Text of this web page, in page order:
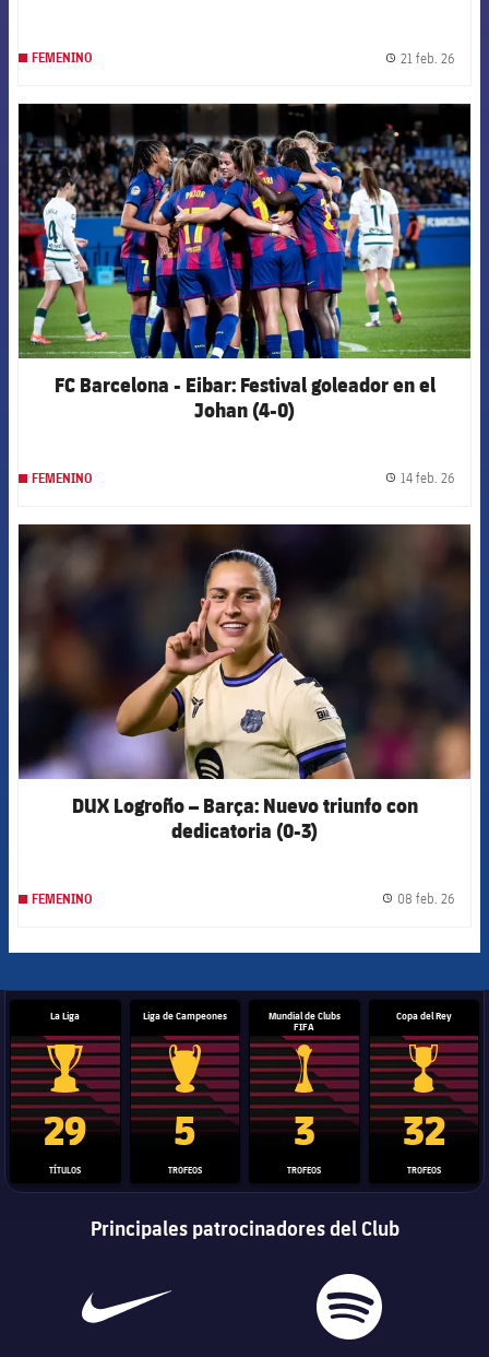
FEMENINO 21 feb. 26
FCB Barcelona badge
FC Barcelona - Eibar: Festival goleador en el
Johan (4-0)
FEMENINO 14 feb. 26
DUX Logroño – Barça: Nuevo triunfo con
dedicatoria (0-3)
FEMENINO 08 feb. 26
La Liga
Trofeo de La Liga
29
TÍTULOS
Liga de Campeones
Trofeo de la Liga de Campeones
5
TROFEOS
Mundial de Clubs
FIFA
Trofeo del Mundial de
3
TROFEOS
Copa del Rey
Copa del
32
TROFEOS
Principales patrocinadores del Club